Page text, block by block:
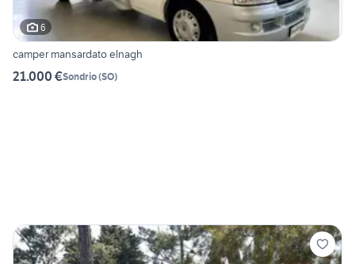
6
camper mansardato elnagh
21.000 €Sondrio(SO)